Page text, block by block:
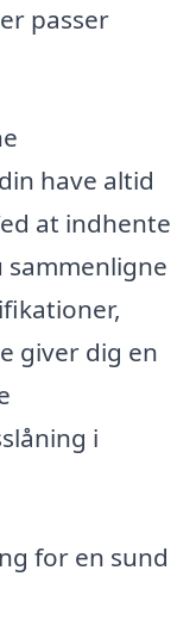
passer
have altid
at indhente
giver dig en
i
for en sund